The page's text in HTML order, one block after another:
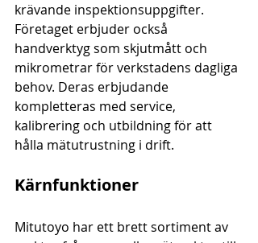
krävande inspektionsuppgifter.
Företaget erbjuder också
handverktyg som skjutmått och
mikrometrar för verkstadens dagliga
behov. Deras erbjudande
kompletteras med service,
kalibrering och utbildning för att
hålla mätutrustning i drift.
Kärnfunktioner
Mitutoyo har ett brett sortiment av